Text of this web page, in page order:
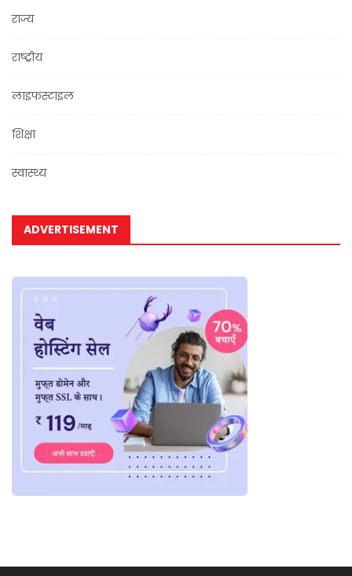
राज्य
राष्ट्रीय
लाइफस्टाइल
शिक्षा
स्वास्थ्य
ADVERTISEMENT